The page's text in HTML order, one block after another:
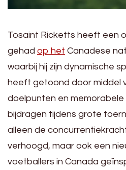
Tosaint Ricketts heeft een
gehad op het Canadese
waarbij hij zijn dynamische
heeft getoond door middel
doelpunten en memorabele
bijdragen tijdens grote
alleen de
verhoogd, maar ook een
voetballers in Canada